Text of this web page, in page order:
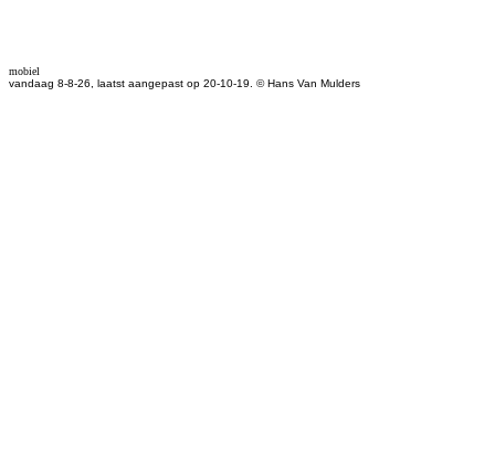
mobiel
vandaag 8-8-26, laatst aangepast op 20-10-19. © Hans Van Mulders